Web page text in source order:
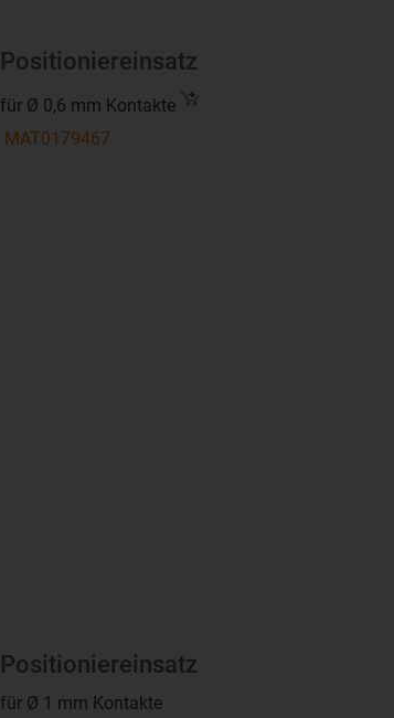
Positioniereinsatz
für Ø 0,6 mm Kontakte
MAT0179467
Positioniereinsatz
für Ø 1 mm Kontakte